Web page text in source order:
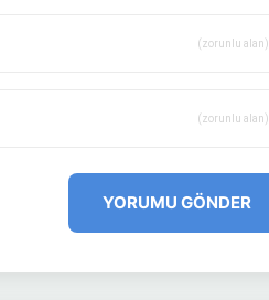
(zorunlu alan)
(zorunlu alan)
YORUMU GÖNDER